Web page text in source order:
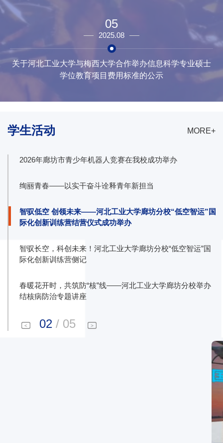
05
2025.08
关于河北工业大学与梅西大学合作举办信息科学专业硕士
学位教育项目费用标准的公示
MORE+
学生活动
2026年廊坊市青少年机器人竞赛在我校成功举办
绚丽青春——以实干奋斗诠释青年新担当
智驭低空 创领未来——河北工业大学廊坊分校“低空智运”国
际化创新训练营结营仪式成功举办
智驭长空，科创未来！河北工业大学廊坊分校“低空智运”国
际化创新训练营侧记
春暖花开时，共筑防“核”线——河北工业大学廊坊分校举办
结核病防治专题讲座
< 03 / 05 >